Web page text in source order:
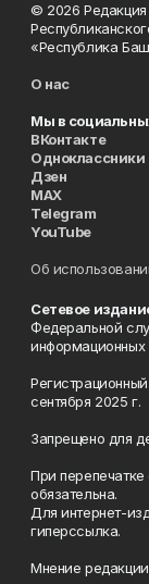
© 2026
«Республика
О нас
Мы в
ВКонтакте
Одноклассники
Дзен
MAX
Telegram
YouTube
Об
Сетевое
Федеральной
информационных
сентября 2025 г.
Запрещено для
При
обязательна.
Для интернет-
гиперссылка.
Мнение